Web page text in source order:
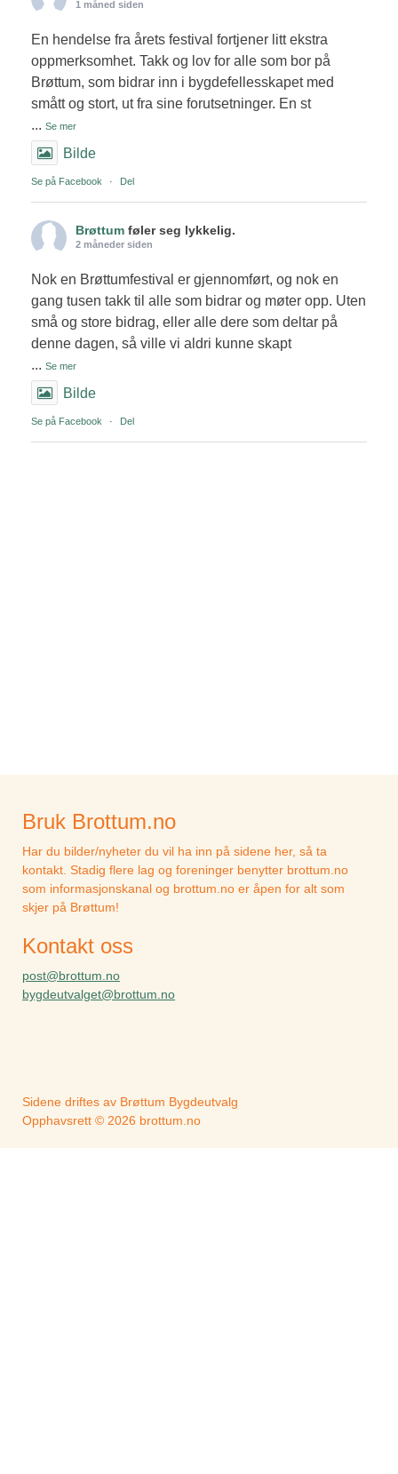
1 måned siden
En hendelse fra årets festival fortjener litt ekstra
oppmerksomhet. Takk og lov for alle som bor på
Brøttum, som bidrar inn i bygdefellesskapet med
smått og stort, ut fra sine forutsetninger. En st
... Se mer
Bilde
Se på Facebook · Del
Brøttum føler seg lykkelig.
2 måneder siden
Nok en Brøttumfestival er gjennomført, og nok en
gang tusen takk til alle som bidrar og møter opp. Uten
små og store bidrag, eller alle dere som deltar på
denne dagen, så ville vi aldri kunne skapt
... Se mer
Bilde
Se på Facebook · Del
Bruk Brottum.no
Har du bilder/nyheter du vil ha inn på sidene her, så ta
kontakt. Stadig flere lag og foreninger benytter brottum.no
som informasjonskanal og brottum.no er åpen for alt som
skjer på Brøttum!
Kontakt oss
post@brottum.no
bygdeutvalget@brottum.no
Sidene driftes av Brøttum Bygdeutvalg
Opphavsrett © 2026 brottum.no